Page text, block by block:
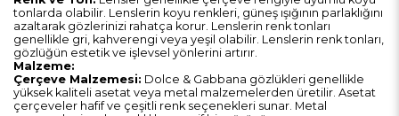
tonlarda olabilir. Lenslerin koyu renkleri, güneş ışığının parlaklığını
azaltarak gözlerinizi rahatça korur. Lenslerin renk tonları
genellikle gri, kahverengi veya yeşil olabilir. Lenslerin renk tonları,
gözlüğün estetik ve işlevsel yönlerini artırır.
Malzeme:
Çerçeve Malzemesi: Dolce & Gabbana gözlükleri genellikle
yüksek kaliteli asetat veya metal malzemelerden üretilir. Asetat
çerçeveler hafif ve çeşitli renk seçenekleri sunar. Metal